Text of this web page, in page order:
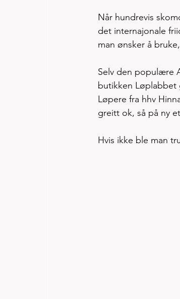
Når hundrevis
det internajonale
man ønsker å
Selv den populære
butikken Løplabbet
Løpere fra hhv
greitt ok, så på ny
Hvis ikke ble man